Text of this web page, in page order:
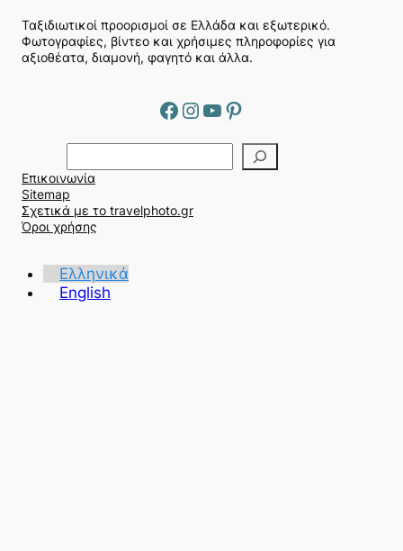
Ταξιδιωτικοί προορισμοί σε Ελλάδα και εξωτερικό.
Φωτογραφίες, βίντεο και χρήσιμες πληροφορίες για
αξιοθέατα, διαμονή, φαγητό και άλλα.
Facebook Instagram YouTube Pinterest
ν
α
ζ
ή
Επικοινωνία
Sitemap
Σχετικά με το travelphoto.gr
Όροι χρήσης
Ελληνικά
English